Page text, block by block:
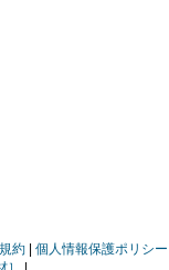
約 個人情報保護ポリシー